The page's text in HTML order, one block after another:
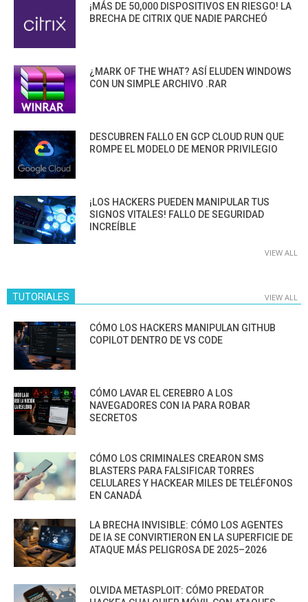
¡MÁS DE 50,000 DISPOSITIVOS EN RIESGO! LA
BRECHA DE CITRIX QUE NADIE PARCHEÓ
¿MARK OF THE WHAT? ASÍ ELUDEN WINDOWS
CON UN SIMPLE ARCHIVO .RAR
DESCUBREN FALLO EN GCP CLOUD RUN QUE
ROMPE EL MODELO DE MENOR PRIVILEGIO
¡LOS HACKERS PUEDEN MANIPULAR TUS
SIGNOS VITALES! FALLO DE SEGURIDAD
INCREÍBLE
VIEW ALL
TUTORIALES VIEW ALL
CÓMO LOS HACKERS MANIPULAN GITHUB
COPILOT DENTRO DE VS CODE
CÓMO LAVAR EL CEREBRO A LOS
NAVEGADORES CON IA PARA ROBAR
SECRETOS
CÓMO LOS CRIMINALES CREARON SMS
BLASTERS PARA FALSIFICAR TORRES
CELULARES Y HACKEAR MILES DE TELÉFONOS
EN CANADÁ
LA BRECHA INVISIBLE: CÓMO LOS AGENTES
DE IA SE CONVIRTIERON EN LA SUPERFICIE DE
ATAQUE MÁS PELIGROSA DE 2025–2026
OLVIDA METASPLOIT: CÓMO PREDATOR